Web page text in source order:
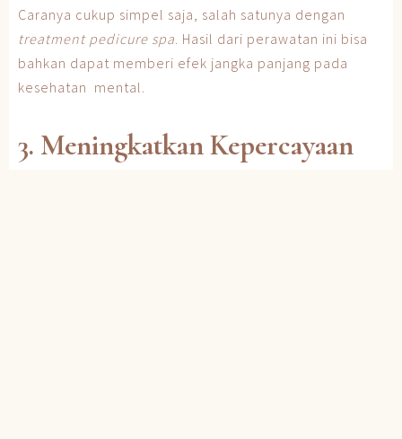
Caranya cukup simpel saja, salah satunya dengan
treatment pedicure spa . Hasil dari perawatan ini bisa
bahkan dapat memberi efek jangka panjang pada
kesehatan mental.
3. Meningkatkan Kepercayaan